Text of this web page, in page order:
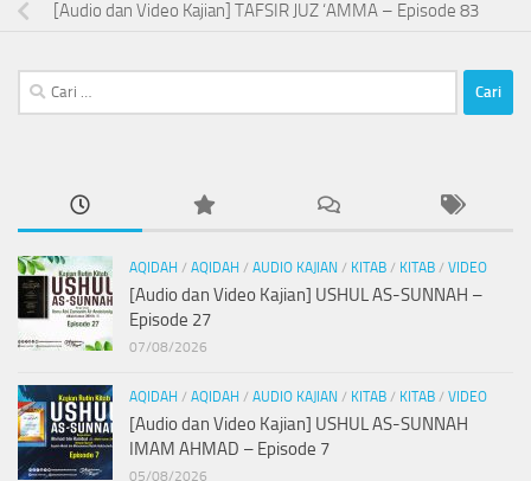
[Audio dan Video Kajian] TAFSIR JUZ ‘AMMA – Episode 83
Cari
untuk:
AQIDAH / AQIDAH / AUDIO KAJIAN / KITAB / KITAB / VIDEO
[Audio dan Video Kajian] USHUL AS-SUNNAH –
Episode 27
07/08/2026
AQIDAH / AQIDAH / AUDIO KAJIAN / KITAB / KITAB / VIDEO
[Audio dan Video Kajian] USHUL AS-SUNNAH
IMAM AHMAD – Episode 7
05/08/2026